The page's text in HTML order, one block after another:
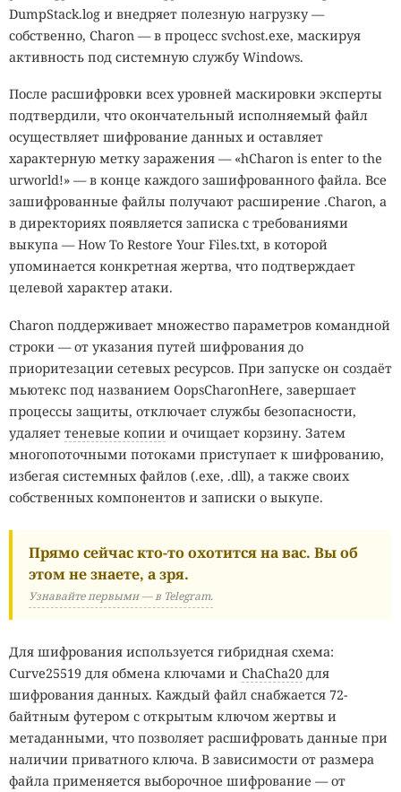
DumpStack.log и внедряет полезную нагрузку —
собственно, Charon — в процесс svchost.exe, маскируя
активность под системную службу Windows.
После расшифровки всех уровней маскировки эксперты
подтвердили, что окончательный исполняемый файл
осуществляет шифрование данных и оставляет
характерную метку заражения — «hCharon is enter to the
urworld!» — в конце каждого зашифрованного файла. Все
зашифрованные файлы получают расширение .Charon, а
в директориях появляется записка с требованиями
выкупа — How To Restore Your Files.txt, в которой
упоминается конкретная жертва, что подтверждает
целевой характер атаки.
Charon поддерживает множество параметров командной
строки — от указания путей шифрования до
приоритезации сетевых ресурсов. При запуске он создаёт
мьютекс под названием OopsCharonHere, завершает
процессы защиты, отключает службы безопасности,
удаляет теневые копии и очищает корзину. Затем
многопоточными потоками приступает к шифрованию,
избегая системных файлов (.exe, .dll), а также своих
собственных компонентов и записки о выкупе.
Прямо сейчас кто-то охотится на вас. Вы об
этом не знаете, а зря.
Узнавайте первыми — в Telegram.
Для шифрования используется гибридная схема:
Curve25519 для обмена ключами и ChaCha20 для
шифрования данных. Каждый файл снабжается 72-
байтным футером с открытым ключом жертвы и
метаданными, что позволяет расшифровать данные при
наличии приватного ключа. В зависимости от размера
файла применяется выборочное шифрование — от